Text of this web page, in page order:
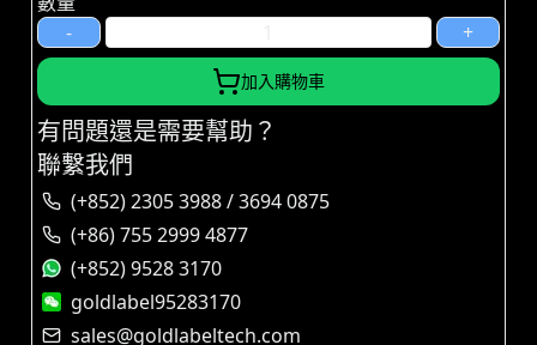
-
+
加入購物車
有問題還是需要幫助？
聯繫我們
(+852) 2305 3988 / 3694 0875
(+86) 755 2999 4877
(+852) 9528 3170
goldlabel95283170
sales@goldlabeltech.com